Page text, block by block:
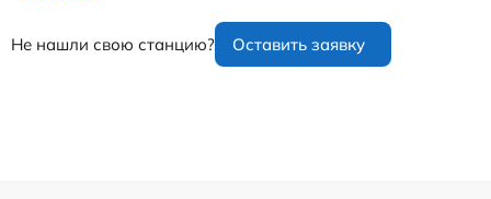
Не нашли свою станцию? Оставить заявку